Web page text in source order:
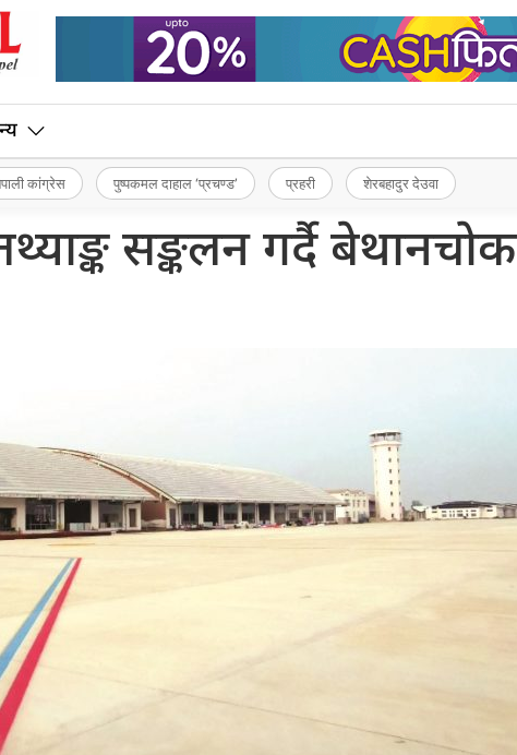
कांग्रेस पुष्पकमल दाहाल ‘प्रचण्ड’ प्रहरी शेरबहादुर देउवा
सङ्कलन गर्दै बेथानचोक